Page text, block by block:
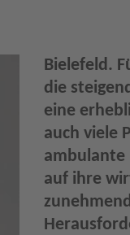
Bielefeld.
die
eine
auch viele
ambulante
auf ihre